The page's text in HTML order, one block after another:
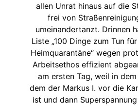
allen Unrat hinaus auf die
frei von
umeinandertanzt. Drinnen
Liste „100 Dinge zum Tun
Heimquarantäne“ wegen
Arbeitsethos effizient
am ersten Tag, weil in
dem der Markus I. vor die
ist und dann